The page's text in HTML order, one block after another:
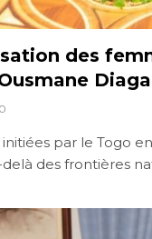
des
0
par le Togo
des frontières